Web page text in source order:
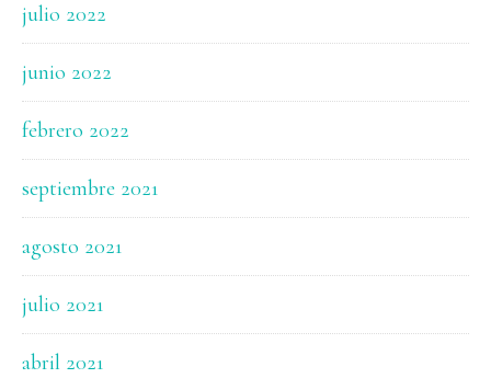
julio 2022
junio 2022
febrero 2022
septiembre 2021
agosto 2021
julio 2021
abril 2021